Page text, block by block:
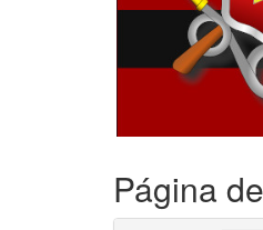
Página